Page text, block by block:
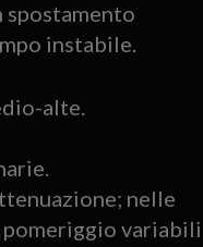
spostamento
instabile.
alte.
nelle
pomeriggio variabili